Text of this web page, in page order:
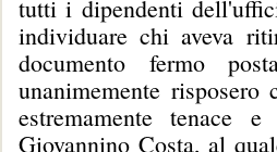
tutti i dipendenti
individuare chi aveva
documento fermo
unanimemente
estremamente tenace
Giovannino Costa, al